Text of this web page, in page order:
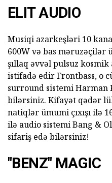
ELIT AUDIO
Musiqi azarkeşləri 10
600W və bas məruzəçilər
şıllaq əvvəl pulsuz
istifadə edir Frontbass, o
surround sistemi Harman
bilərsiniz. Kifayət qədər
natiqlər ümumi çıxışı ilə
ilə audio sistemi Bang &
sifariş edə bilərsiniz!
"BENZ" MAGIC